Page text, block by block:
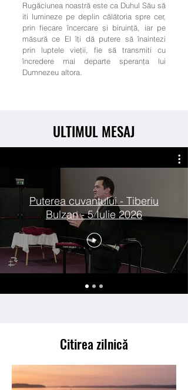
Rugăciunea noastră este ca Duhul Său să
iti lumineze pe deplin călătoria spre cer,
prin fiecare încercare și biruință, iar pe
măsură ce El îți dă putere să înaintezi
prin luptele vieții, fie să transmiti cu
încredere mai departe speranța lui
Dumnezeu altora.
ULTIMUL MESAJ
Puterea cuvantului - Tiberiu
Bulzan - 5 Iulie 2026
Citirea zilnică